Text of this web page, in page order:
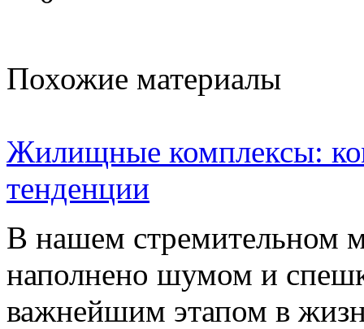
Похожие материалы
Жилищные комплексы:
тенденции
В нашем стремительном
наполнено шумом и
важнейшим этапом в